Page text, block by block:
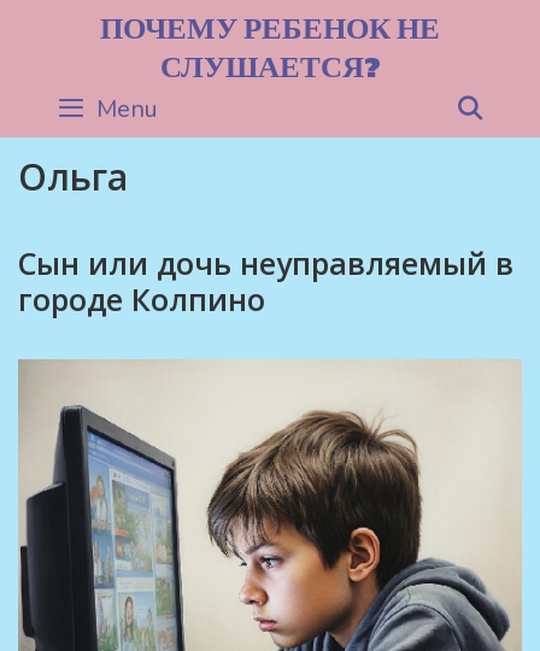
ПОЧЕМУ РЕБЕНОК НЕ
СЛУШАЕТСЯ?
Menu
Ольга
Сын или дочь неуправляемый в
городе Колпино